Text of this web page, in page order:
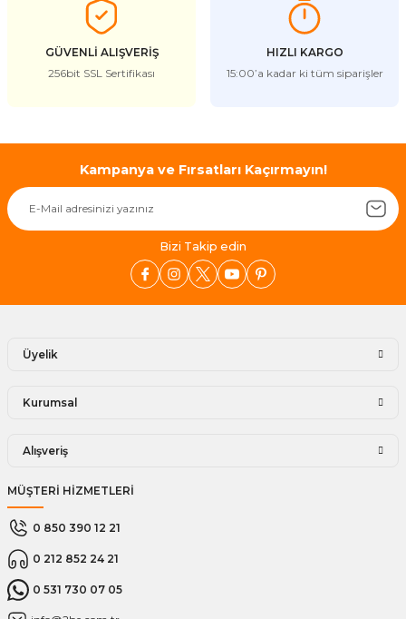
GÜVENLİ ALIŞVERİŞ
256bit SSL Sertifikası
HIZLI KARGO
15:00’a kadar ki tüm siparişler
Kampanya ve Fırsatları Kaçırmayın!
Bizi Takip edin
Üyelik
Kurumsal
Alışveriş
MÜŞTERİ HİZMETLERİ
0 850 390 12 21
0 212 852 24 21
0 531 730 07 05